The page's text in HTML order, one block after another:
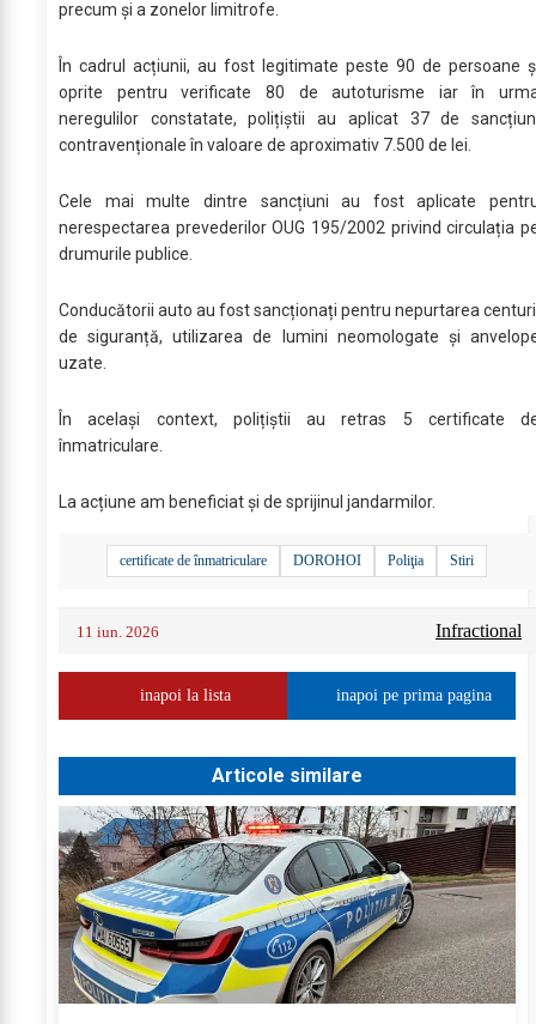
precum şi a zonelor limitrofe.
În cadrul acțiunii, au fost legitimate peste 90 de persoane
oprite pentru verificate 80 de autoturisme iar în
neregulilor constatate, polițiștii au aplicat 37 de
contravenționale în valoare de aproximativ 7.500 de lei.
Cele mai multe dintre sancțiuni au fost aplicate
nerespectarea prevederilor OUG 195/2002 privind circulația
drumurile publice.
Conducătorii auto au fost sancționați pentru nepurtarea
de siguranță, utilizarea de lumini neomologate și
uzate.
În același context, polițiștii au retras 5 certificate
înmatriculare.
La acțiune am beneficiat și de sprijinul jandarmilor.
certificate de înmatriculare DOROHOI Poliţia Stiri
11 iun. 2026 Infractional
inapoi la lista inapoi pe prima pagina
Articole similare